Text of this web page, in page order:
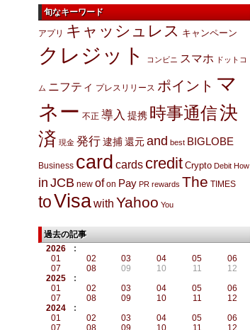
旬なキーワード
アプリ キャッシュレス キャンペーン
クレジット コンビニ スマホ ドットコ
ム ニフティ プレスリリース ポイント マ
ネー 不正 導入 提携 時事通信決
済 現金 発行 逮捕 還元and best BIGLOBE
Business card cards credit Crypto Debit How
in JCB new of on Pay PR rewards The TIMES
toVisawith Yahoo You
過去の記事
2026
:
01
02 03 04 05
06
07
08 09 10 11
12
2025
:
01
02 03 04 05
06
07
08 09 10 11
12
2024
:
01
02 03 04 05
06
07
08 09 10 11
12